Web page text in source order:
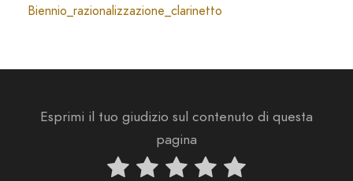
Biennio_razionalizzazione_clarinetto
Esprimi il tuo giudizio sul contenuto di questa
pagina